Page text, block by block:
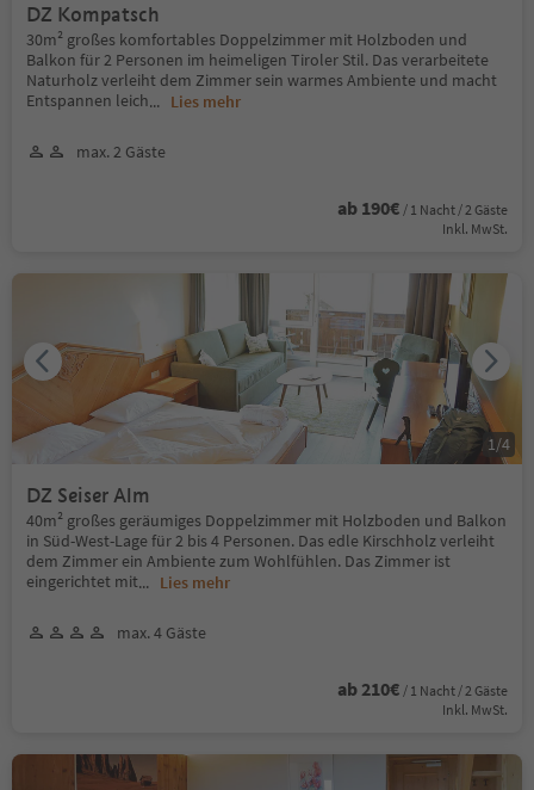
DZ Kompatsch
30m² großes komfortables Doppelzimmer mit Holzboden und
Balkon für 2 Personen im heimeligen Tiroler Stil. Das verarbeitete
Naturholz verleiht dem Zimmer sein warmes Ambiente und macht
Entspannen leich... Lies mehr
max. 2 Gäste
ab 190€ / 1 Nacht / 2 Gäste
Inkl. MwSt.
DZ Seiser Alm
40m² großes geräumiges Doppelzimmer mit Holzboden und Balkon
in Süd-West-Lage für 2 bis 4 Personen. Das edle Kirschholz verleiht
dem Zimmer ein Ambiente zum Wohlfühlen. Das Zimmer ist
eingerichtet mit... Lies mehr
max. 4 Gäste
ab 210€ / 1 Nacht / 2 Gäste
Inkl. MwSt.
1 /4